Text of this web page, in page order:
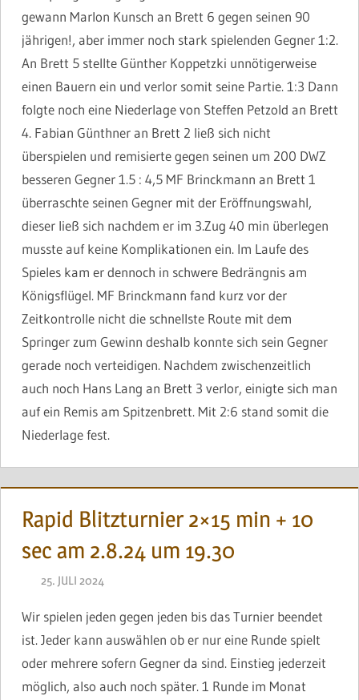
gewann Marlon Kunsch an Brett 6 gegen seinen 90
jährigen!, aber immer noch stark spielenden Gegner 1:2.
An Brett 5 stellte Günther Koppetzki unnötigerweise
einen Bauern ein und verlor somit seine Partie. 1:3 Dann
folgte noch eine Niederlage von Steffen Petzold an Brett
4. Fabian Günthner an Brett 2 ließ sich nicht
überspielen und remisierte gegen seinen um 200 DWZ
besseren Gegner 1.5 : 4,5 MF Brinckmann an Brett 1
überraschte seinen Gegner mit der Eröffnungswahl,
dieser ließ sich nachdem er im 3.Zug 40 min überlegen
musste auf keine Komplikationen ein. Im Laufe des
Spieles kam er dennoch in schwere Bedrängnis am
Königsflügel. MF Brinckmann fand kurz vor der
Zeitkontrolle nicht die schnellste Route mit dem
Springer zum Gewinn deshalb konnte sich sein Gegner
gerade noch verteidigen. Nachdem zwischenzeitlich
auch noch Hans Lang an Brett 3 verlor, einigte sich man
auf ein Remis am Spitzenbrett. Mit 2:6 stand somit die
Niederlage fest.
Rapid Blitzturnier 2×15 min + 10
sec am 2.8.24 um 19.30
25. JULI 2024
Wir spielen jeden gegen jeden bis das Turnier beendet
ist. Jeder kann auswählen ob er nur eine Runde spielt
oder mehrere sofern Gegner da sind. Einstieg jederzeit
möglich, also auch noch später. 1 Runde im Monat